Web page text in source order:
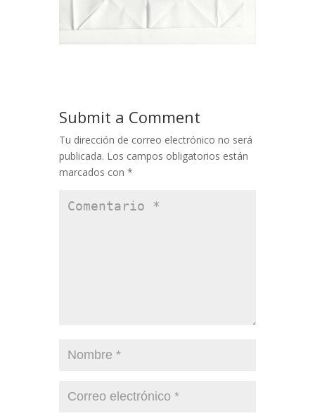
Submit a Comment
Tu dirección de correo electrónico no será
publicada. Los campos obligatorios están
marcados con *